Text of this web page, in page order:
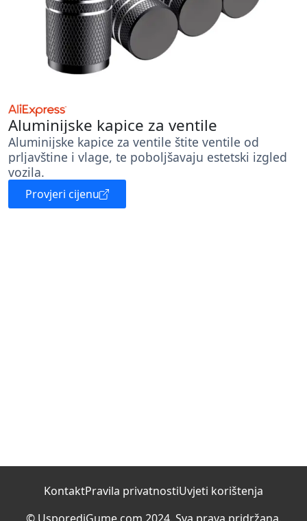
Aluminijske kapice za ventile
Aluminijske kapice za ventile štite ventile od
prljavštine i vlage, te poboljšavaju estetski izgled
vozila.
Provjeri cijenu
KontaktPravila privatnostiUvjeti korištenja